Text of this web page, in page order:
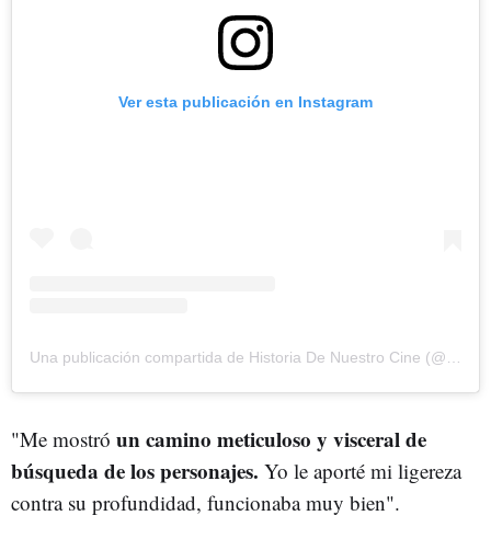
Ver esta publicación en Instagram
Una publicación compartida de Historia De Nuestro Cine (@historiadenuestrocine_la2)
"Me mostró un camino meticuloso y visceral de
búsqueda de los personajes. Yo le aporté mi ligereza
contra su profundidad, funcionaba muy bien".